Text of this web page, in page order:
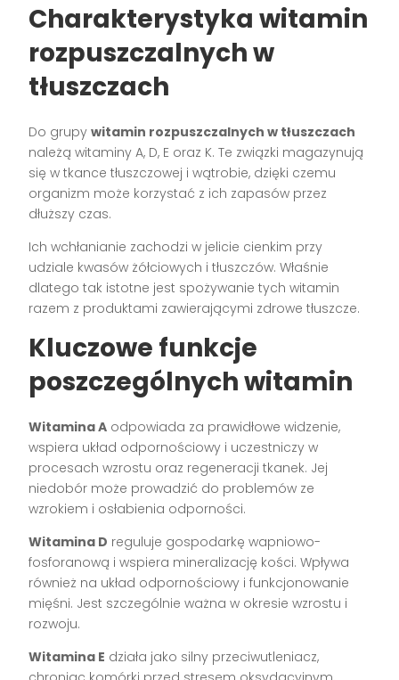
Charakterystyka witamin
rozpuszczalnych w
tłuszczach
Do grupywitamin rozpuszczalnych w tłuszczach
należą witaminy A, D, E oraz K. Te związki magazynują
się w tkance tłuszczowej i wątrobie, dzięki czemu
organizm może korzystać z ich zapasów przez
dłuższy czas.
Ich wchłanianie zachodzi w jelicie cienkim przy
udziale kwasów żółciowych i tłuszczów. Właśnie
dlatego tak istotne jest spożywanie tych witamin
razem z produktami zawierającymi zdrowe tłuszcze.
Kluczowe funkcje
poszczególnych witamin
Witamina A odpowiada za prawidłowe widzenie,
wspiera układ odpornościowy i uczestniczy w
procesach wzrostu oraz regeneracji tkanek. Jej
niedobór może prowadzić do problemów ze
wzrokiem i osłabienia odporności.
Witamina D reguluje gospodarkę wapniowo-
fosforanową i wspiera mineralizację kości. Wpływa
również na układ odpornościowy i funkcjonowanie
mięśni. Jest szczególnie ważna w okresie wzrostu i
rozwoju.
Witamina E działa jako silny przeciwutleniacz,